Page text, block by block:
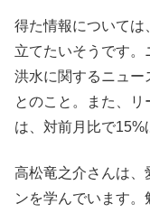
得た情報については
立てたいそうです
洪水に関するニュー
とのこと。また、
は、対前月比で15%
高松竜之介さんは、
ンを学んでいます。